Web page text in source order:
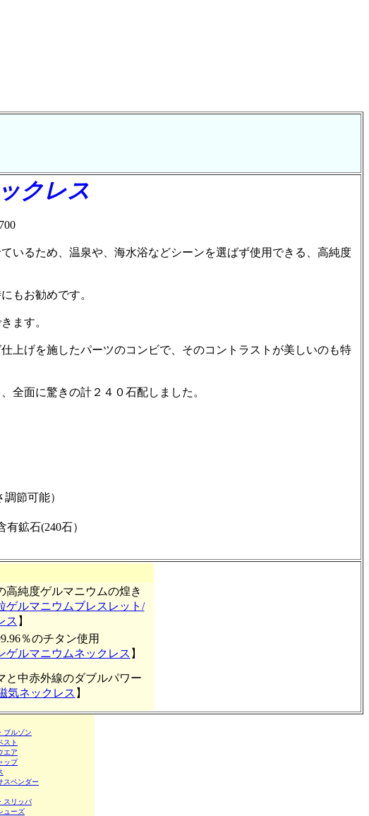
クレス
いるため、温泉や、海水浴などシーンを選ばず使用できる、高純度
もお勧めです。
ます。
上げを施したパーツのコンビで、そのコントラストが美しいのも特
全面に驚きの計２４０石配しました。
節可能）
鉱石(240石）
高純度ゲルマニウムの煌き
ゲルマニウムブレスレット/
ス 】
％のチタン使用
ゲルマニウムネックレス 】
と中赤外線のダブルパワー
気ネックレス 】
ブルゾン
スト
エア
ップ
スペンダー
スリッパ
ューズ